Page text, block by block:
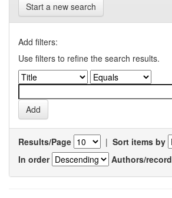
Start a new search
Add filters:
Use filters to refine the search results.
Results/Page | Sort items by
In order
Authors/record